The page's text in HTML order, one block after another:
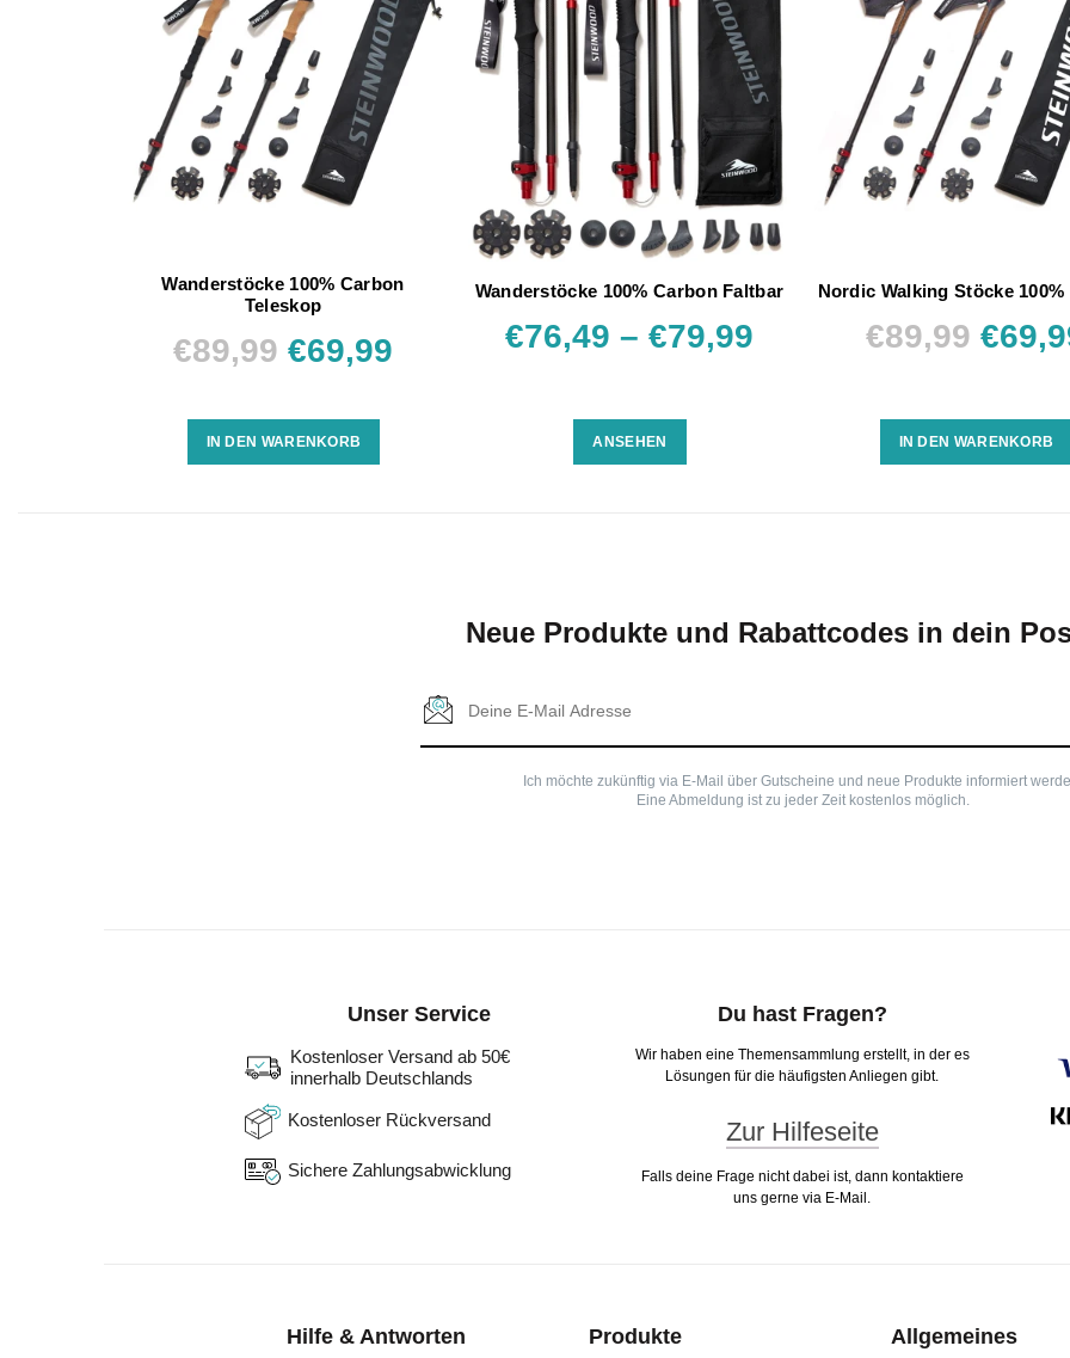
Wanderstöcke 100% Carbon
Teleskop
€89,99 €69,99
IN DEN WARENKORB
Wanderstöcke 100% Carbon Faltbar
€76,49 – €79,99
ANSEHEN
Nordic Walking Stöcke
€89,99
IN DEN WARENKORB
Neue Produkte und Rabattcodes in dein
Ich möchte zukünftig via E-Mail über Gutscheine und neue Produkte informiert
Eine Abmeldung ist zu jeder Zeit kostenlos möglich.
Unser Service
Kostenloser Versand ab 50€
innerhalb Deutschlands
Kostenloser Rückversand
Sichere Zahlungsabwicklung
Du hast Fragen?
Wir haben eine Themensammlung erstellt, in der es
Lösungen für die häufigsten Anliegen gibt.
Zur Hilfeseite
Falls deine Frage nicht dabei ist, dann kontaktiere
uns gerne via E-Mail.
Hilfe & Antworten Produkte Allgemeines